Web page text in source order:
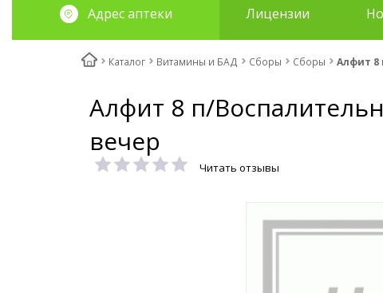
Адрес аптеки Лицензии
Каталог Витамины и БАД Сборы Сборы Алфит 8
Алфит 8 п/
вечер
Читать отзывы